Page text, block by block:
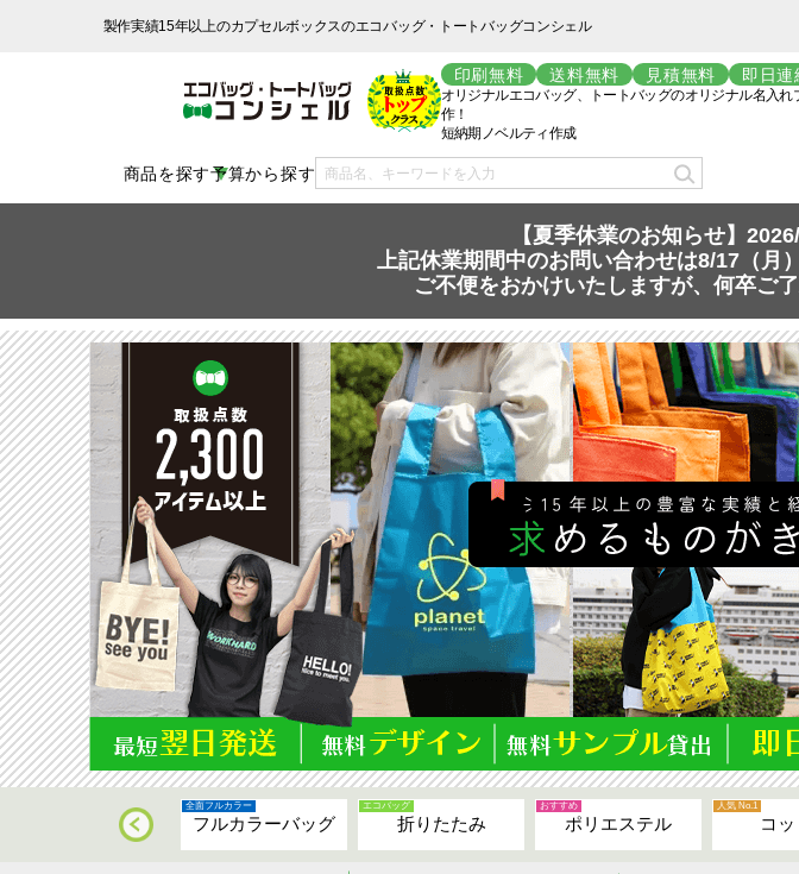
製作実績15年以上のカプセルボックスのエコバッグ・トートバッグコンシェル
印刷無料 送料無料 見積無料 即日連
オリジナルエコバッグ、トートバッグのオリジナル名入れ
作！
短納期ノベルティ作成
商品を探す予算から探す
【夏季休業のお知らせ】
上記休業期間中のお問い合わせは8/17（月
ご不便をおかけいたしますが、何卒ご
保冷バッグ フルカラーバッグ
全面フルカラー
折りたたみ
エコバッグ
ポリエステル
おすすめ
コ
人気 No.1